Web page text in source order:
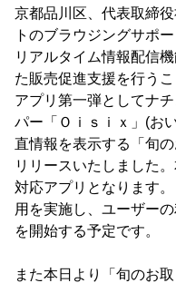
京都品川区、代表取締
トのブラウジングサポ
リアルタイム情報配信
た販売促進支援を行う
アプリ第一弾としてナ
パー「Ｏｉｓｉｘ」(お
直情報を表示する「旬
リリースいたしました
対応アプリとなります
用を実施し、ユーザー
を開始する予定です。
また本日より「旬のお